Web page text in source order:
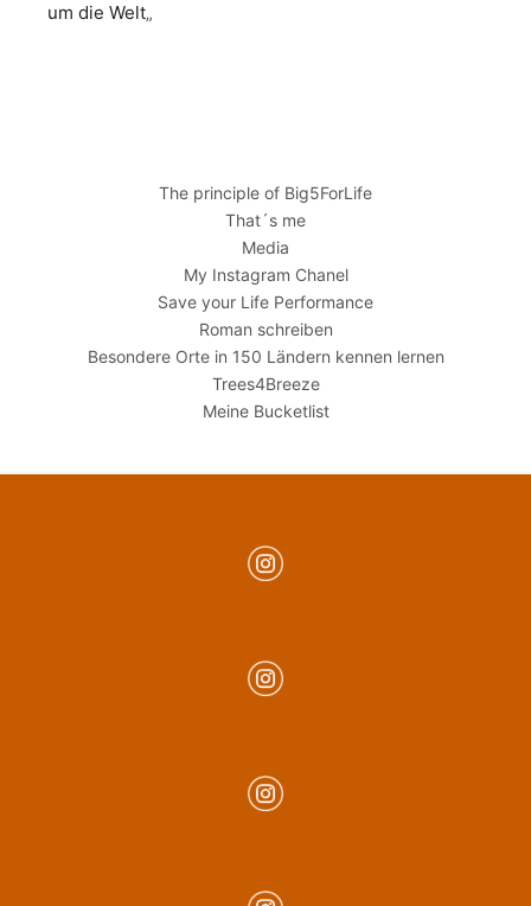
um die Welt„
The principle of Big5ForLife
That´s me
Media
My Instagram Chanel
Save your Life Performance
Roman schreiben
Besondere Orte in 150 Ländern kennen lernen
Trees4Breeze
Meine Bucketlist